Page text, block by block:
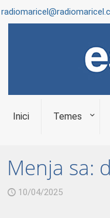
Inici Temes
Menja sa:
10/04/2025